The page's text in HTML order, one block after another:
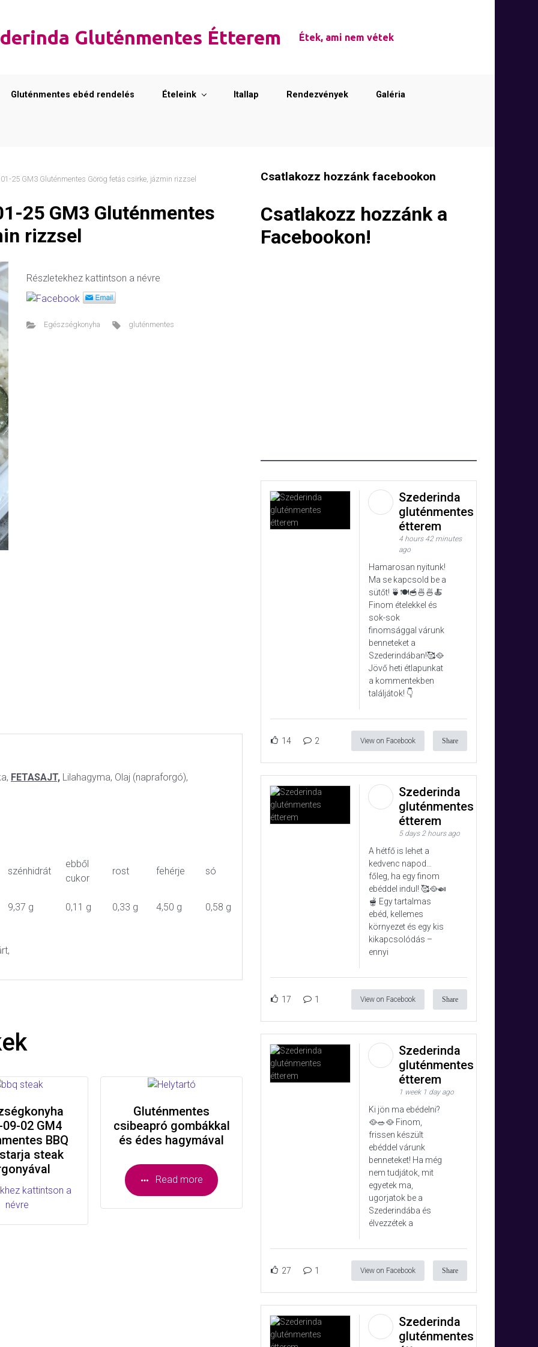
Gluténmentes Étterem Étek, ami nem vétek
Gluténmentes ebéd rendelés Ételeink Itallap Rendezvények Galéria
25 GM3 Gluténmentes Görög fetás csirke, jázmin rizzsel
25 GM3 Gluténmentes
rizzsel
Részletekhez kattintson a névre
Egészségkonyha gluténmentes
FETASAJT, Lilahagyma, Olaj (napraforgó),
szénhidrát
ebből
cukor
rost fehérje só
9,37 g 0,11 g 0,33 g 4,50 g 0,58 g
02 GM4
BBQ
steak
kattintson a
névre
Gluténmentes
csibeapró gombákkal
és édes hagymával
Read more
Csatlakozz hozzánk facebookon
Csatlakozz hozzánk a
Facebookon!
Szederinda
gluténmentes
étterem
4 hours 42 minutes
ago
Hamarosan nyitunk!
Ma se kapcsold be a
sütőt! 🍵🍽️🥣🍜🍜🍝
Finom ételekkel és
sok-sok
finomsággal várunk
benneteket a
Szederindában!🥰🥘
Jövő heti étlapunkat
a kommentekben
találjátok! 👇
14 2 View on Facebook Share
Szederinda
gluténmentes
étterem
5 days 2 hours ago
A hétfő is lehet a
kedvenc napod…
főleg, ha egy finom
ebéddel indul! 🥰🥘🍛
🫕 Egy tartalmas
ebéd, kellemes
környezet és egy kis
kikapcsolódás –
ennyi
17 1 View on Facebook Share
Szederinda
gluténmentes
étterem
1 week 1 day ago
Ki jön ma ebédelni?
🥘🥗🥘 Finom,
frissen készült
ebéddel várunk
benneteket! Ha még
nem tudjátok, mit
egyetek ma,
ugorjatok be a
Szederindába és
élvezzétek a
27 1 View on Facebook Share
Szederinda
gluténmentes